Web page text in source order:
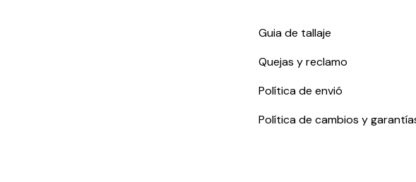
Guia de tallaje
Quejas y reclamo
Política de envió
Política de cambios y